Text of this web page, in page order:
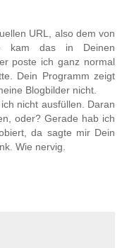
URL, also dem von
kam das in Deinen
poste ich ganz normal
Dein Programm zeigt
Blogbilder nicht.
nicht ausfüllen. Daran
oder? Gerade hab ich
da sagte mir Dein
Wie nervig.